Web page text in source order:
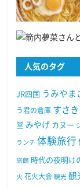
人気のタグ
JR四国 うみやま
う君の倉庫 すさ
堂 みやげ カヌー
ランチ 体験旅行
旅館 時代の夜明け
火 花火大会 観光 観